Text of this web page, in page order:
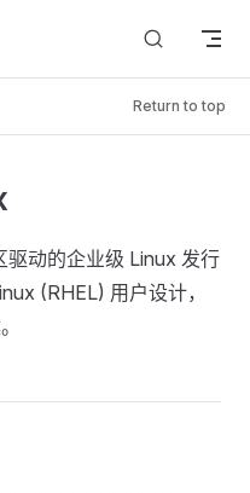
Return to top
动的企业级 Linux 发行
(RHEL) 用户设计，